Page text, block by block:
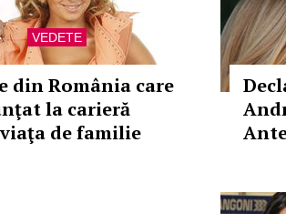
VEDETE
din România care
la carieră
de familie